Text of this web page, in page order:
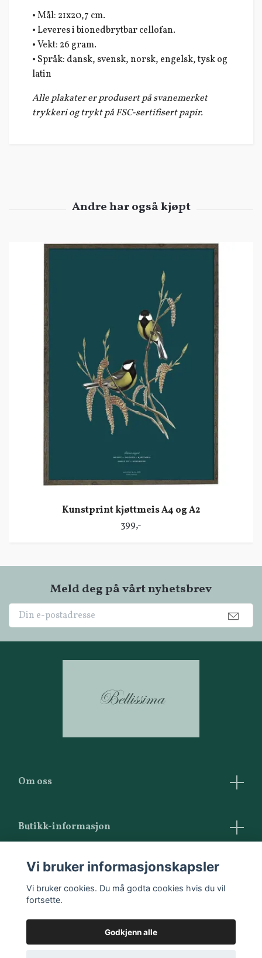
• Mål: 21x20,7 cm.
• Leveres i bionedbrytbar cellofan.
• Vekt: 26 gram.
• Språk: dansk, svensk, norsk, engelsk, tysk og
latin
Alle plakater er produsert på svanemerket
trykkeri og trykt på FSC-sertifisert papir.
Kunstprint kjøttmeis A4 og A2
399,-
Meld deg på vårt nyhetsbrev
Om oss
Butikk-informasjon
Vilkår og betingelser
Kontakt oss
Vi bruker informasjonskapsler
Vi bruker cookies. Du må godta cookies hvis du vil
fortsette.
Godkjenn alle